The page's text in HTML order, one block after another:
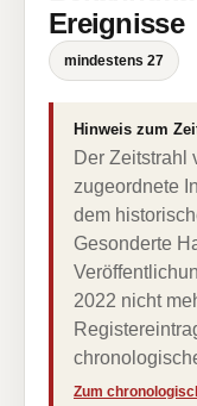
Ereignisse
mindestens 27
Hinweis zum
Der Zeitstrahl
zugeordnete
dem
Gesonderte
2022 nicht
Zum